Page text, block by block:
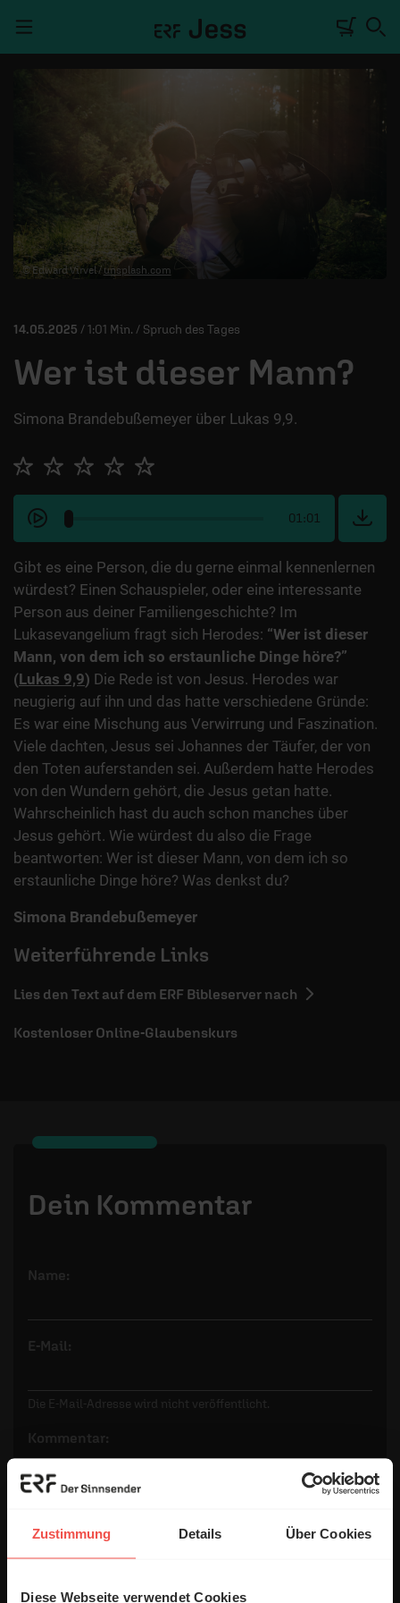
Zustimmung Details Über Cookies
Diese Webseite verwendet Cookies
RADIO
DEINE APP
MITMACHEN
ÜBER UNS
© Edward Virvel / unsplash.com
14.05.2025 / 1:01 Min. / Spruch des Tages
Wer ist dieser Mann?
Simona Brandebußemeyer über Lukas 9,9.
01:01
Gibt es eine Person, die du gerne einmal kennenlernen
würdest? Einen Schauspieler, oder eine interessante
Person aus deiner Familiengeschichte? Im
Lukasevangelium fragt sich Herodes: “Wer ist dieser
Mann, von dem ich so erstaunliche Dinge höre?”
(Lukas 9,9) Die Rede ist von Jesus. Herodes war
neugierig auf ihn und das hatte verschiedene Gründe:
Es war eine Mischung aus Verwirrung und Faszination.
Viele dachten, Jesus sei Johannes der Täufer, der von
den Toten auferstanden sei. Außerdem hatte Herodes
von den Wundern gehört, die Jesus getan hatte.
Wahrscheinlich hast du auch schon manches über
Jesus gehört. Wie würdest du also die Frage
beantworten: Wer ist dieser Mann, von dem ich so
erstaunliche Dinge höre? Was denkst du?
Simona Brandebußemeyer
Weiterführende Links
Lies den Text auf dem ERF Bibleserver nach
Kostenloser Online-Glaubenskurs
Dein Kommentar
Name:
E-Mail:
Die E-Mail-Adresse wird nicht veröffentlicht.
Kommentar:
Meinen Kommentar nicht öffentlich teilen.
Ich bin damit einverstanden, dass meine Angaben